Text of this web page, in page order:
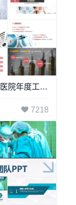
2023某某医院年度工作计划PPT模板静态
7218